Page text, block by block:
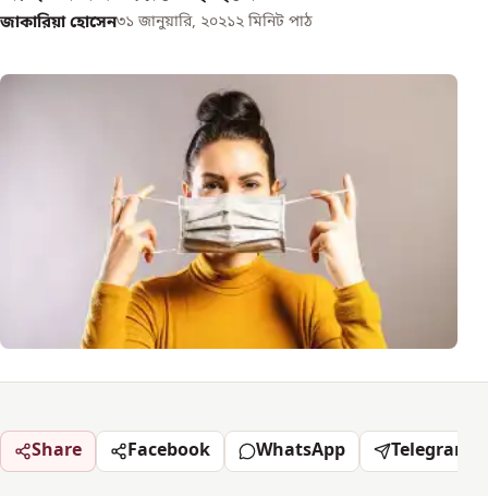
জাকারিয়া হোসেন৩১ জানুয়ারি, ২০২১২ মিনিট পাঠ
Share Facebook WhatsApp Telegram